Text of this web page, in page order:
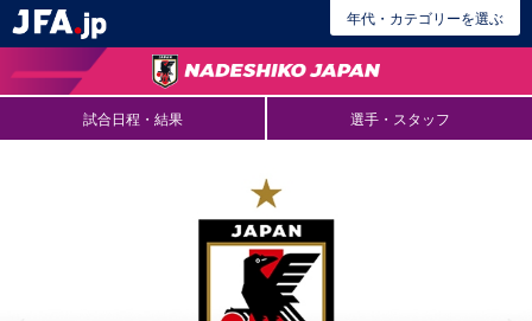
年代・カテゴリーを選ぶ
試合日程・結果 選手・スタッフ